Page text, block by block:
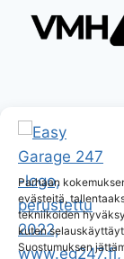
Parhaan
evästeitä,
tekniikoiden
kuten
Suostumuksen